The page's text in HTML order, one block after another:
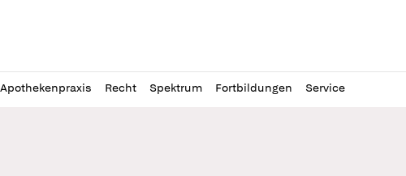
Apothekenpraxis Recht Spektrum Fortbildungen Service